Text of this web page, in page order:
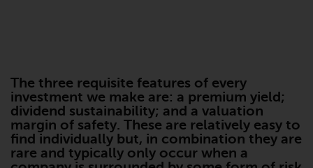
US Securities and Exchange
Commission zugelassen und
reguliert werden Exchange
Commission („SEC“); RWC Asset
Advisors (US) LLC, das bei der SEC
registriert ist; RWC Singapore
The three requisite features of every
investment we make are: a premium yield;
dividend sustainability; and a valuation
margin of safety. These are relatively easy to
find individually but, in combination they are
rare and typically only occur when a